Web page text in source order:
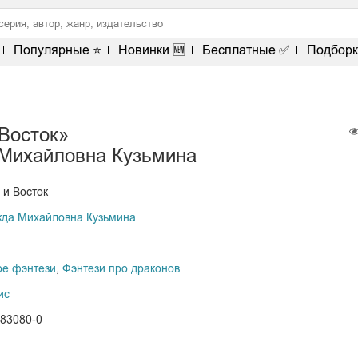
Популярные ⭐ Новинки 🆕 Бесплатные ✅
Кузьмина
Восток
Михайловна Кузьмина
фэнтези Фэнтези про драконов
0